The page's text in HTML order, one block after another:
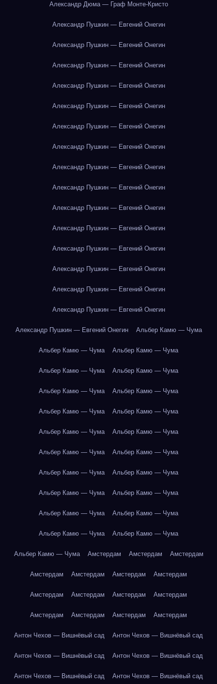
Александр Дюма — Граф Монте-Кристо
Александр Пушкин — Евгений Онегин
Александр Пушкин — Евгений Онегин
Александр Пушкин — Евгений Онегин
Александр Пушкин — Евгений Онегин
Александр Пушкин — Евгений Онегин
Александр Пушкин — Евгений Онегин
Александр Пушкин — Евгений Онегин
Александр Пушкин — Евгений Онегин
Александр Пушкин — Евгений Онегин
Александр Пушкин — Евгений Онегин
Александр Пушкин — Евгений Онегин
Александр Пушкин — Евгений Онегин
Александр Пушкин — Евгений Онегин
Александр Пушкин — Евгений Онегин
Александр Пушкин — Евгений Онегин
Александр Пушкин — Евгений Онегин Альбер Камю — Чума
Альбер Камю — Чума Альбер Камю — Чума
Альбер Камю — Чума Альбер Камю — Чума
Альбер Камю — Чума Альбер Камю — Чума
Альбер Камю — Чума Альбер Камю — Чума
Альбер Камю — Чума Альбер Камю — Чума
Альбер Камю — Чума Альбер Камю — Чума
Альбер Камю — Чума Альбер Камю — Чума
Альбер Камю — Чума Альбер Камю — Чума
Альбер Камю — Чума Альбер Камю — Чума
Альбер Камю — Чума Альбер Камю — Чума
Альбер Камю — Чума Амстердам Амстердам Амстердам
Амстердам Амстердам Амстердам Амстердам
Амстердам Амстердам Амстердам Амстердам
Амстердам Амстердам Амстердам Амстердам
Антон Чехов — Вишнёвый сад Антон Чехов — Вишнёвый сад
Антон Чехов — Вишнёвый сад Антон Чехов — Вишнёвый сад
Антон Чехов — Вишнёвый сад Антон Чехов — Вишнёвый сад